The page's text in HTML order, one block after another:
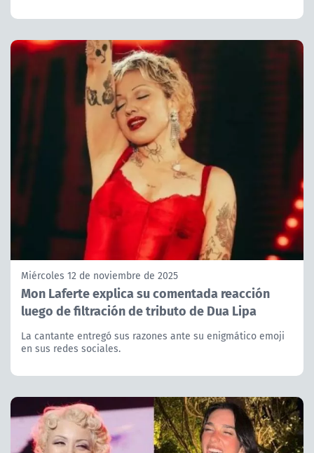
Miércoles 12 de noviembre de 2025
Mon Laferte explica su comentada reacción
luego de filtración de tributo de Dua Lipa
La cantante entregó sus razones ante su enigmático emoji
en sus redes sociales.